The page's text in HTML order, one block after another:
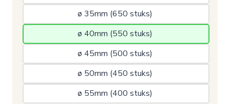
ø 35mm (650 stuks)
ø 40mm (550 stuks)
ø 45mm (500 stuks)
ø 50mm (450 stuks)
ø 55mm (400 stuks)